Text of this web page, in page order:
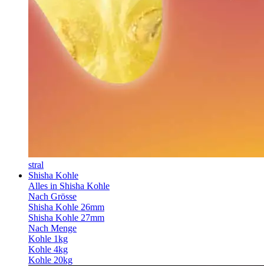
stral
Shisha Kohle
Alles in Shisha Kohle
Nach Grösse
Shisha Kohle 26mm
Shisha Kohle 27mm
Nach Menge
Kohle 1kg
Kohle 4kg
Kohle 20kg